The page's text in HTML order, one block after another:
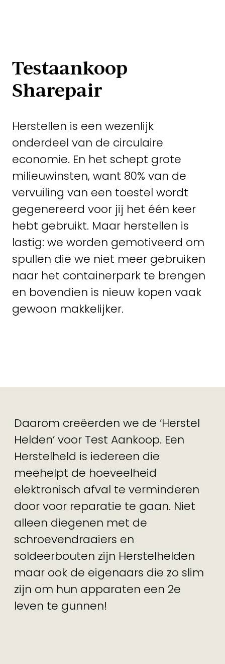
Daarom creëerden we de ‘Herstel
Helden’ voor Test Aankoop. Een
Herstelheld is iedereen die
meehelpt de hoeveelheid
elektronisch afval te verminderen
door voor reparatie te gaan. Niet
alleen diegenen met de
schroevendraaiers en
soldeerbouten zijn Herstelhelden
maar ook de eigenaars die zo slim
zijn om hun apparaten een 2e
leven te gunnen!
Testaankoop
Sharepair
Herstellen is een wezenlijk
onderdeel van de circulaire
economie. En het schept grote
milieuwinsten, want 80% van de
vervuiling van een toestel wordt
gegenereerd voor jij het één keer
hebt gebruikt. Maar herstellen is
lastig: we worden gemotiveerd om
spullen die we niet meer gebruiken
naar het containerpark te brengen
en bovendien is nieuw kopen vaak
gewoon makkelijker.